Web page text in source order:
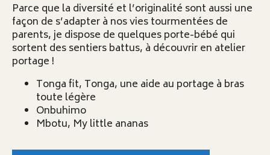
Parce que la diversité et l’originalité sont aussi une
façon de s’adapter à nos vies tourmentées de
parents, je dispose de quelques porte-bébé qui
sortent des sentiers battus, à découvrir en atelier
portage !
Tonga fit, Tonga, une aide au portage à bras
toute légère
Onbuhimo
Mbotu, My little ananas